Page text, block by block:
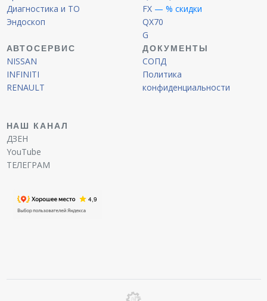
Диагностика и ТО
Эндоскоп
FX — % скидки
QX70
G
АВТОСЕРВИС
NISSAN
INFINITI
RENAULT
ДОКУМЕНТЫ
СОПД
Политика
конфиденциальности
НАШ КАНАЛ
ДЗЕН
YouTube
ТЕЛЕГРАМ